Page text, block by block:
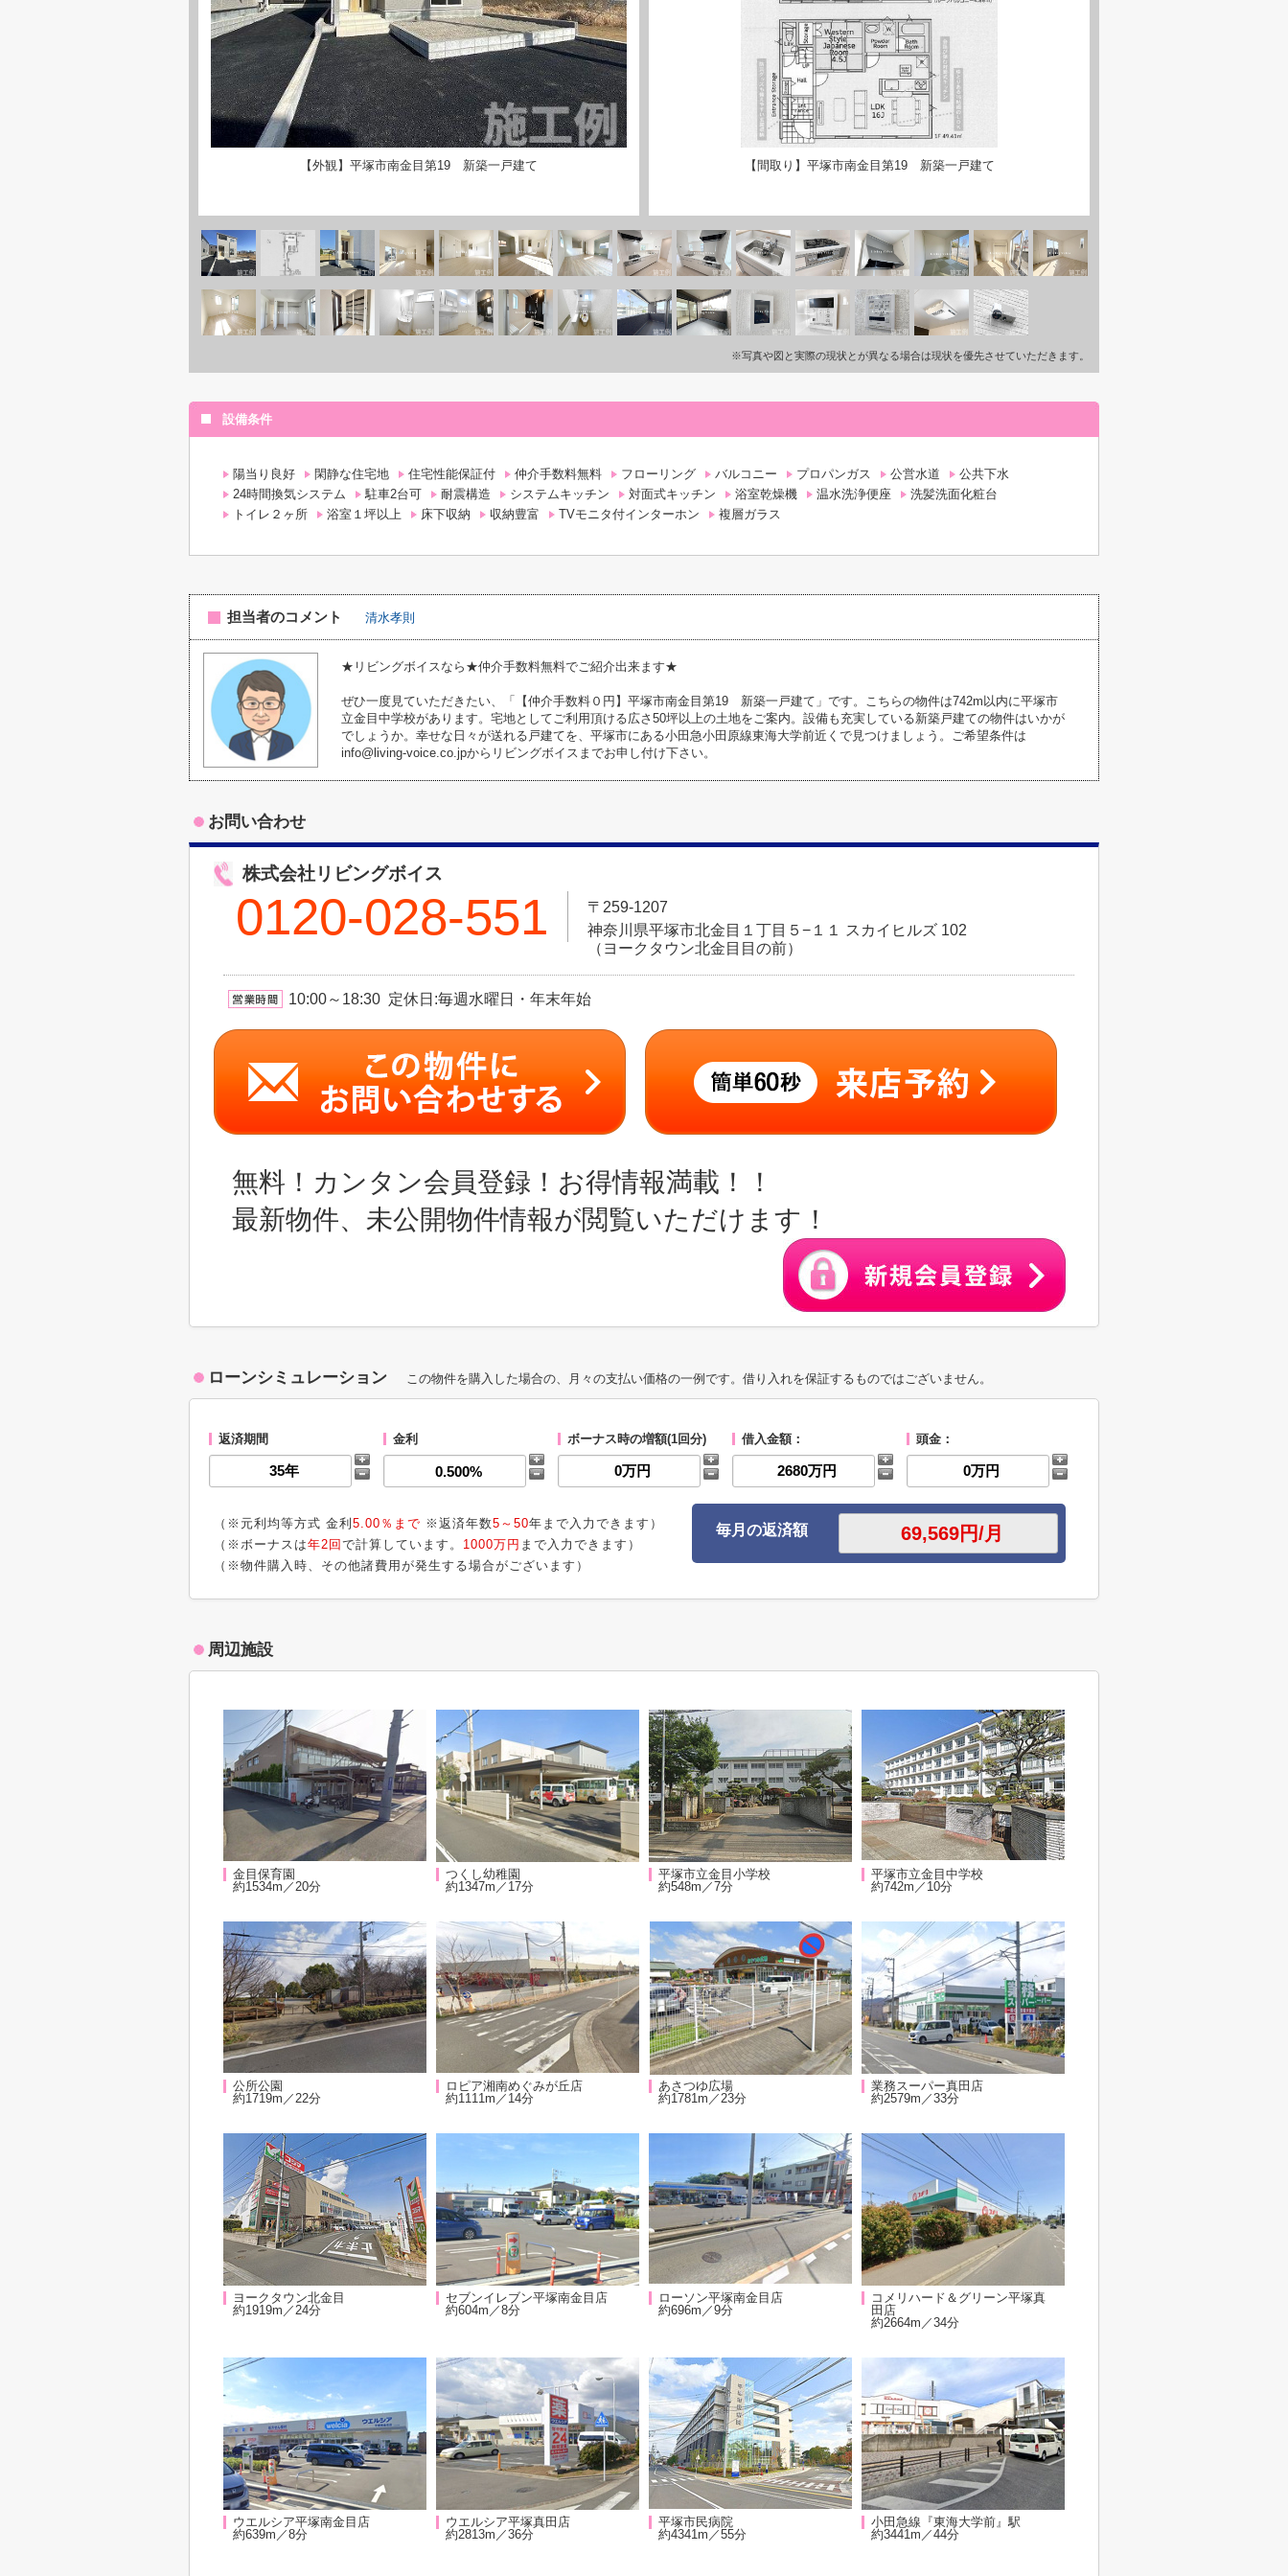
【外観】平塚市南金目第19 新築一戸建て 【間取り】平塚市南金目第19 新築一戸建て
※写真や図と実際の現状とが異なる場合は現状を優先させていただきます。
設備条件
陽当り良好 閑静な住宅地 住宅性能保証付 仲介手数料無料 フローリング バルコニー プロパンガス 公営水道
公共下水
24時間換気システム
駐車2台可 耐震構造 システムキッチン 対面式キッチン 浴室乾燥機 温水洗浄便座
洗髪洗面化粧台
トイレ２ヶ所
浴室１坪以上 床下収納 収納豊富 TVモニタ付インターホン 複層ガラス
担当者のコメント 清水孝則
★リビングボイスなら★仲介手数料無料でご紹介出来ます★
ぜひ一度見ていただきたい、「【仲介手数料０円】平塚市南金目第19 新築一戸建て」です。こちらの物件は742m以内に平塚市
立金目中学校があります。宅地としてご利用頂ける広さ50坪以上の土地をご案内。設備も充実している新築戸建ての物件はいかが
でしょうか。幸せな日々が送れる戸建てを、平塚市にある小田急小田原線東海大学前近くで見つけましょう。ご希望条件は
info@living-voice.co.jpからリビングボイスまでお申し付け下さい。
お問い合わせ
株式会社リビングボイス
0120-028-551
〒259-1207
神奈川県平塚市北金目１丁目５−１１ スカイヒルズ 102
（ヨークタウン北金目目の前）
10:00～18:30 定休日:毎週水曜日・年末年始
無料！カンタン会員登録！お得情報満載！！
最新物件、未公開物件情報が閲覧いただけます！
ローンシミュレーション この物件を購入した場合の、月々の支払い価格の一例です。借り入れを保証するものではございません。
返済期間 金利 ボーナス時の増額(1回分) 借入金額： 頭金：
（※元利均等方式 金利 5.00％まで ※返済年数5～50年まで入力できます）
（※ボーナスは年2回 で計算しています。 1000万円 まで入力できます）
（※物件購入時、その他諸費用が発生する場合がございます）
毎月の返済額
周辺施設
金目保育園
約1534m／20分
つくし幼稚園
約1347m／17分
平塚市立金目小学校
約548m／7分
平塚市立金目中学校
約742m／10分
公所公園
約1719m／22分
ロピア湘南めぐみが丘店
約1111m／14分
あさつゆ広場
約1781m／23分
業務スーパー真田店
約2579m／33分
ヨークタウン北金目
約1919m／24分
セブンイレブン平塚南金目店
約604m／8分
ローソン平塚南金目店
約696m／9分
コメリハード＆グリーン平塚真
田店
約2664m／34分
ウエルシア平塚南金目店
約639m／8分
ウエルシア平塚真田店
約2813m／36分
平塚市民病院
約4341m／55分
小田急線『東海大学前』駅
約3441m／44分